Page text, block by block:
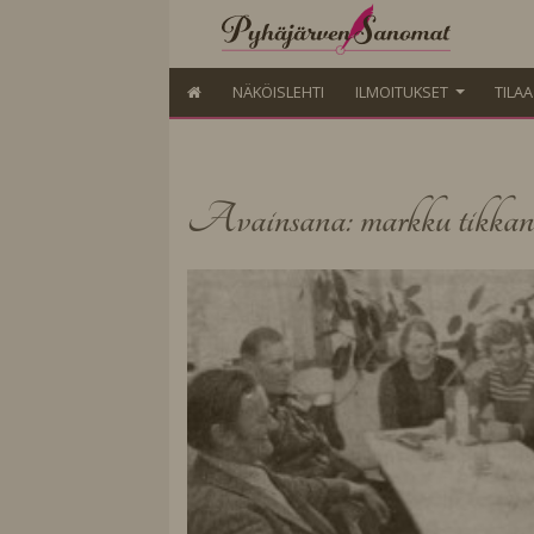
NÄKÖISLEHTI ILMOITUKSET
Avainsana: markku